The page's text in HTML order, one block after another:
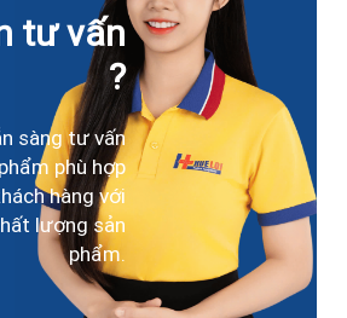
tư vấn
?
sàng tư vấn
phù hợp
hàng với
lượng sản
phẩm.